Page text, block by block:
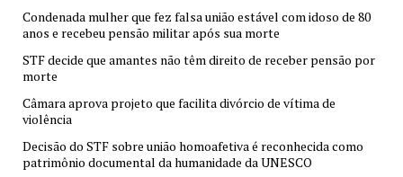
Condenada mulher que fez falsa união estável com idoso de 80
anos e recebeu pensão militar após sua morte
STF decide que amantes não têm direito de receber pensão por
morte
Câmara aprova projeto que facilita divórcio de vítima de
violência
Decisão do STF sobre união homoafetiva é reconhecida como
patrimônio documental da humanidade da UNESCO